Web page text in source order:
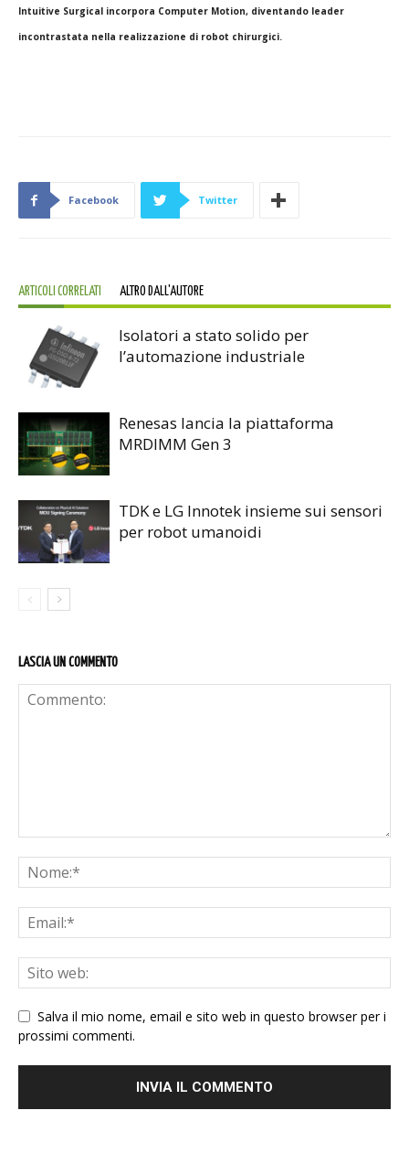
Intuitive Surgical incorpora Computer Motion, diventando leader
incontrastata nella realizzazione di robot chirurgici.
Facebook Twitter
ARTICOLI CORRELATI ALTRO DALL'AUTORE
Isolatori a stato solido per
l’automazione industriale
Renesas lancia la piattaforma
MRDIMM Gen 3
TDK e LG Innotek insieme sui sensori
per robot umanoidi
LASCIA UN COMMENTO
Salva il mio nome, email e sito web in questo browser per i
prossimi commenti.